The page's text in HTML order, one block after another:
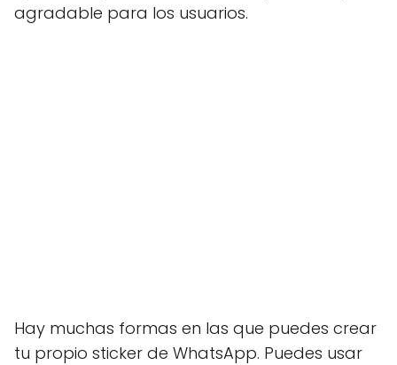
agradable para los usuarios.
Hay muchas formas en las que puedes crear
tu propio sticker de WhatsApp. Puedes usar